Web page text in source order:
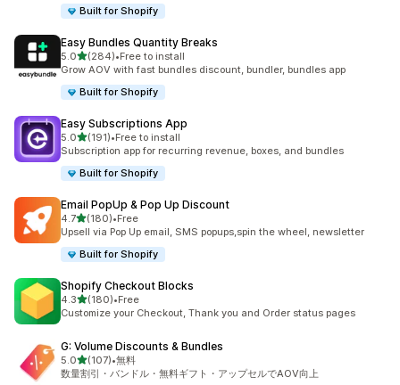
Built for Shopify
Easy Bundles Quantity Breaks
5.05つ星中
(284)
合計レビュー数：284件
•Free to install
Grow AOV with fast bundles discount, bundler, bundles app
Built for Shopify
Easy Subscriptions App
5.05つ星中
(191)
合計レビュー数：191件
•Free to install
Subscription app for recurring revenue, boxes, and bundles
Built for Shopify
Email PopUp & Pop Up Discount
4.75つ星中
(180)
合計レビュー数：180件
•Free
Upsell via Pop Up email, SMS popups,spin the wheel, newsletter
Built for Shopify
Shopify Checkout Blocks
4.35つ星中
(180)
合計レビュー数：180件
•Free
Customize your Checkout, Thank you and Order status pages
G: Volume Discounts & Bundles
5.05つ星中
(107)
合計レビュー数：107件
•無料
数量割引・バンドル・無料ギフト・アップセルでAOV向上